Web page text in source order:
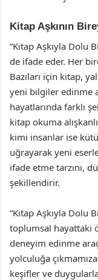
Kitap Aşkının
“Kitap Aşkıyla Dolu
de ifade eder. Her
Bazıları için kitap,
yeni bilgiler edinme
hayatlarında farklı
kitap okuma
kimi insanlar ise
uğrayarak yeni
ifade etme tarzını,
şekillendirir.
“Kitap Aşkıyla Dolu
toplumsal hayattaki
deneyim edinme
yolculuğa
keşifler ve